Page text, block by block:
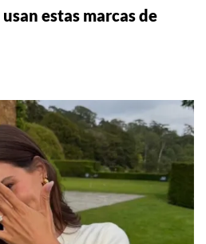
estas marcas de